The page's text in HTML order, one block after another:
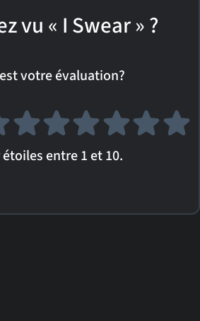
vu « I Swear » ?
votre évaluation?
entre 1 et 10.